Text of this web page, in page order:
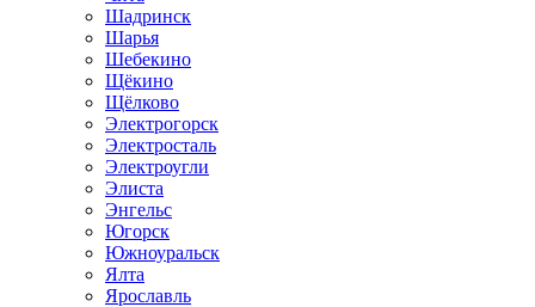
Шадринск
Шарья
Шебекино
Щёкино
Щёлково
Электрогорск
Электросталь
Электроугли
Элиста
Энгельс
Югорск
Южноуральск
Ялта
Ярославль